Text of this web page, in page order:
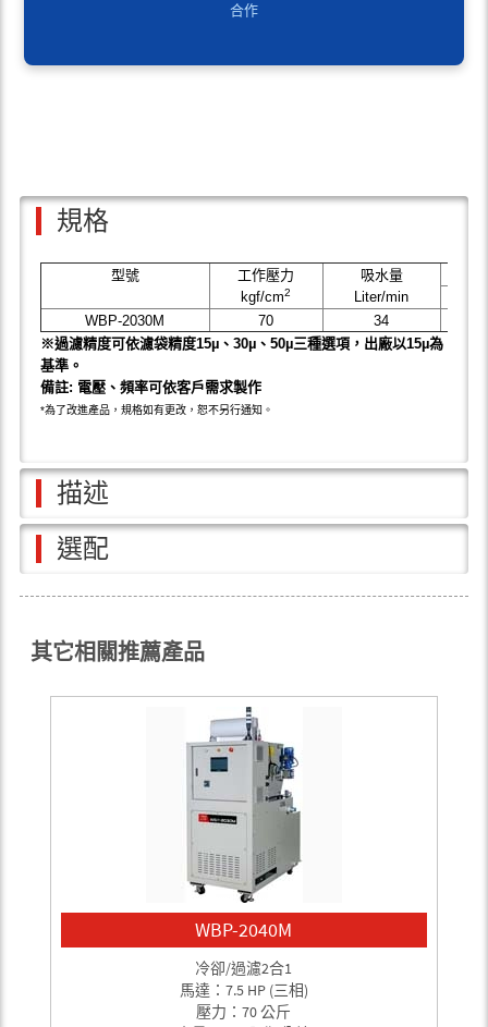
合作
規格
型號
工作壓力
kgf/cm2
吸水量
Liter/min
WBP-2030M
70 34
※過濾精度可依濾袋精度15µ、30µ、50µ三種選項，出廠以15µ為
基準。
備註: 電壓、頻率可依客戶需求製作
*為了改進產品，規格如有更改，恕不另行通知。
描述
選配
其它相關推薦產品
WBP-2040M
冷卻/過濾2合1
馬達：7.5 HP (三相)
壓力：70 公斤